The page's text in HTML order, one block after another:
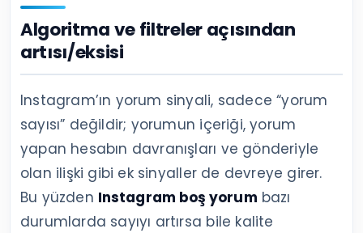
Algoritma ve filtreler açısından
artısı/eksisi
Instagram’ın yorum sinyali, sadece “yorum
sayısı” değildir; yorumun içeriği, yorum
yapan hesabın davranışları ve gönderiyle
olan ilişki gibi ek sinyaller de devreye girer.
Bu yüzden Instagram boş yorum bazı
durumlarda sayıyı artırsa bile kalite